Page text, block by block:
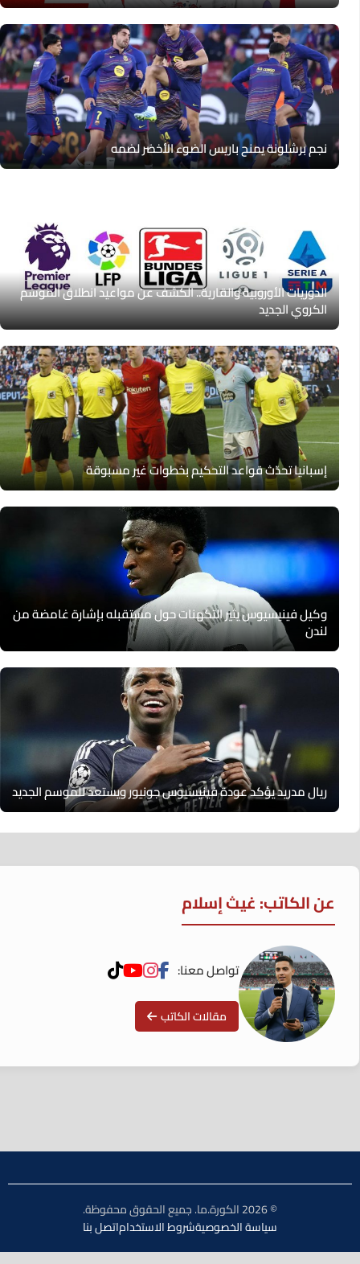
نجم برشلونة يمنح باريس الضوء الأخضر لضمه
الدوريات الأوروبية والقارية.. الكشف عن مواعيد انطلاق الموسم
الكروي الجديد
إسبانيا تحدّث قواعد التحكيم بخطوات غير مسبوقة
وكيل فينيسيوس يثير التكهنات حول مستقبله بإشارة غامضة من
لندن
ريال مدريد يؤكد عودة فينيسيوس جونيور ويستعد للموسم الجديد
عن الكاتب: غيث إسلام
تواصل معنا:
مقالات الكاتب
سياسة الخصوصيةشروط الاستخداماتصل بنا